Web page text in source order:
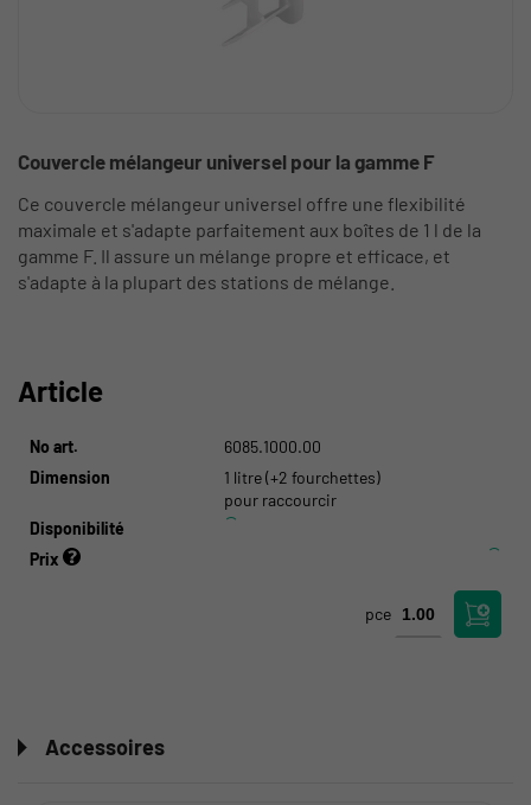
Couvercle mélangeur universel pour la gamme F
Ce couvercle mélangeur universel offre une flexibilité
maximale et s'adapte parfaitement aux boîtes de 1 l de la
gamme F. Il assure un mélange propre et efficace, et
s'adapte à la plupart des stations de mélange.
Article
No art.
6085.1000.00
Dimension
1 litre (+2 fourchettes)
pour raccourcir
Disponibilité
Prix
pce
Accessoires